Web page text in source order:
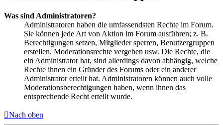
Was sind Administratoren?
Administratoren haben die umfassendsten Rechte im Forum.
Sie können jede Art von Aktion im Forum ausführen; z. B.
Berechtigungen setzen, Mitglieder sperren, Benutzergruppen
erstellen, Moderationsrechte vergeben usw. Die Rechte, die
ein Administrator hat, sind allerdings davon abhängig, welche
Rechte ihnen ein Gründer des Forums oder ein anderer
Administrator erteilt hat. Administratoren können auch volle
Moderationsberechtigungen haben, wenn ihnen das
entsprechende Recht erteilt wurde.
Nach oben